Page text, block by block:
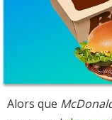
Alors que